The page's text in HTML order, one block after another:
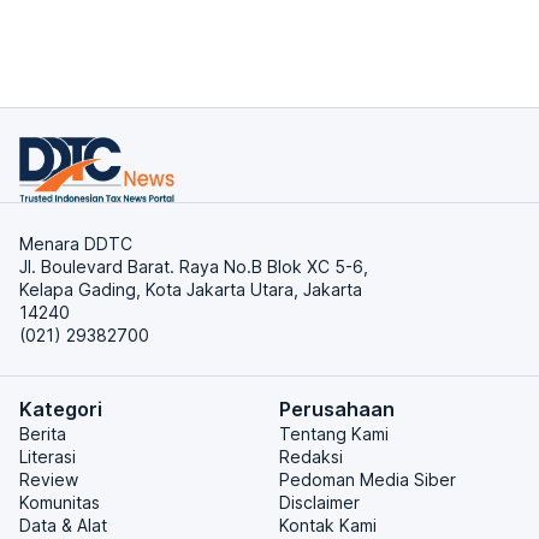
Menara DDTC
Jl. Boulevard Barat. Raya No.B Blok XC 5-6,
Kelapa Gading, Kota Jakarta Utara, Jakarta
14240
(021) 29382700
Kategori
Berita
Literasi
Review
Komunitas
Data & Alat
Perusahaan
Tentang Kami
Redaksi
Pedoman Media Siber
Disclaimer
Kontak Kami